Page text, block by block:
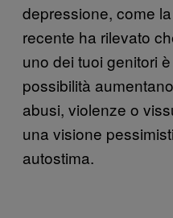
depressione, come
recente ha rilevato
uno dei tuoi genitori
possibilità
abusi, violenze o
una visione
autostima.